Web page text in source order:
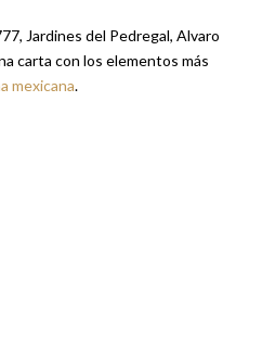
Jardines del Pedregal, Alvaro
carta con los elementos más
mexicana.